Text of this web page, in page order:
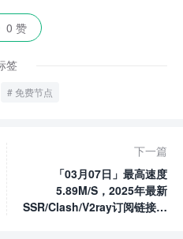
0 赞
签
免费节点
下一篇
「03月07日」最高速度
5.89M/S，2025年最新
SSR/Clash/V2ray订阅链接高